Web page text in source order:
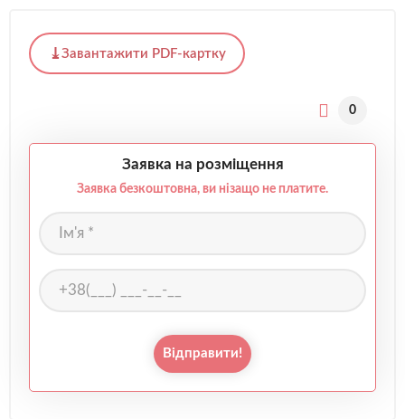
Завантажити PDF-картку
0
Заявка на розміщення
Заявка безкоштовна, ви нізащо не платите.
Відправити!